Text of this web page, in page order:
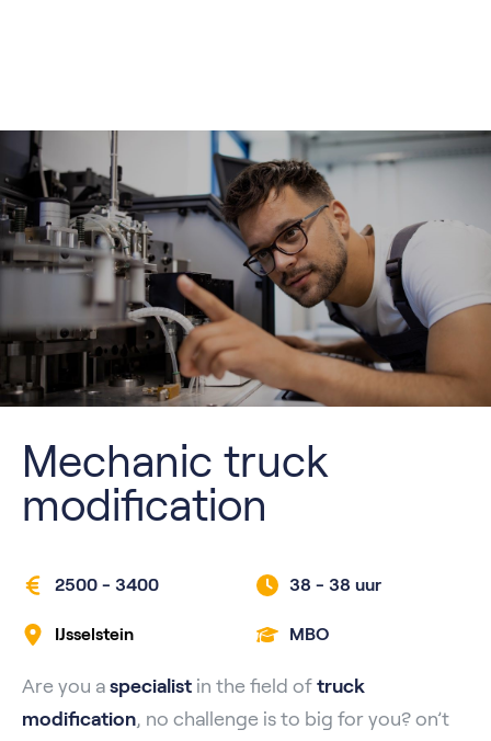
Mechanic truck
modification
2500 - 3400 38 - 38 uur
IJsselstein MBO
Are you a specialist in the field of truck
modification, no challenge is to big for you? on’t